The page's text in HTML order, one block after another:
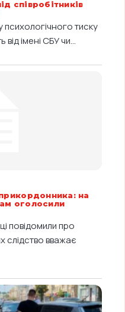
співробітників
тиску
імені СБУ чи...
на
оголосили
повідомили про
слідство вважає